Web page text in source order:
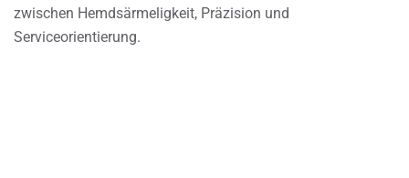
zwischen Hemdsärmeligkeit, Präzision und
Serviceorientierung.